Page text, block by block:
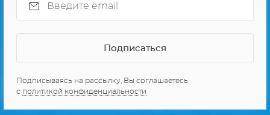
Подписываясь на рассылку, Вы соглашаетесь
с политикой конфиденциальности